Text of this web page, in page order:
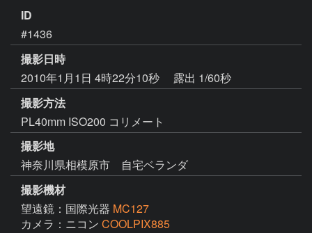
ID
#1436
撮影日時
2010年1月1日 4時22分10秒
露出 1/60秒
撮影方法
PL40mm ISO200 コリメート
撮影地
神奈川県相模原市 自宅ベランダ
撮影機材
望遠鏡：国際光器 MC127
カメラ：ニコン COOLPIX885